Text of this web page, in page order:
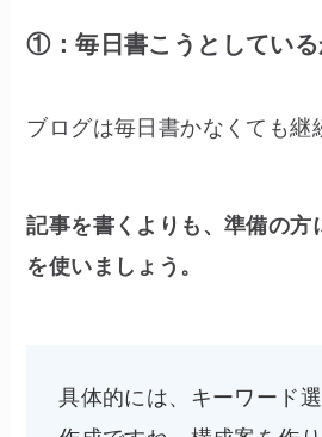
①：毎日書こうとしている
ブログは毎日書かなくても継
記事を書くよりも、準備の方
を使いましょう。
具体的には、キーワード